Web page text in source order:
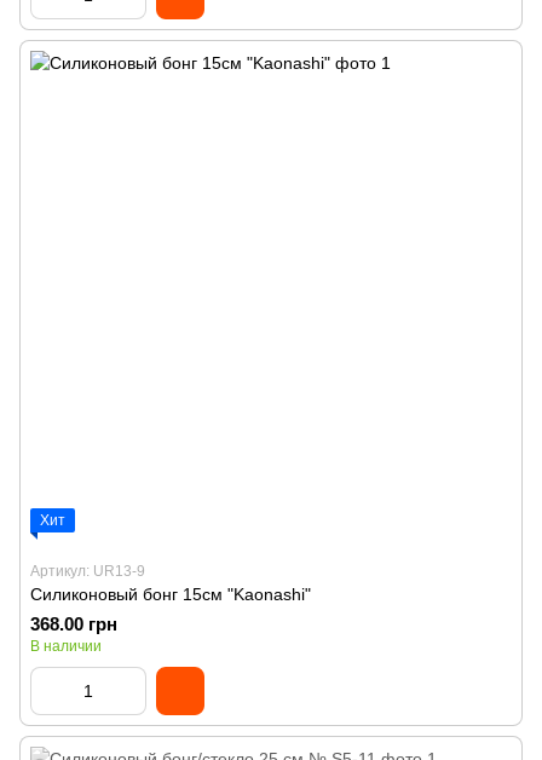
Хит
Артикул: UR13-9
Силиконовый бонг 15см "Kaonashi"
368.00 грн
В наличии